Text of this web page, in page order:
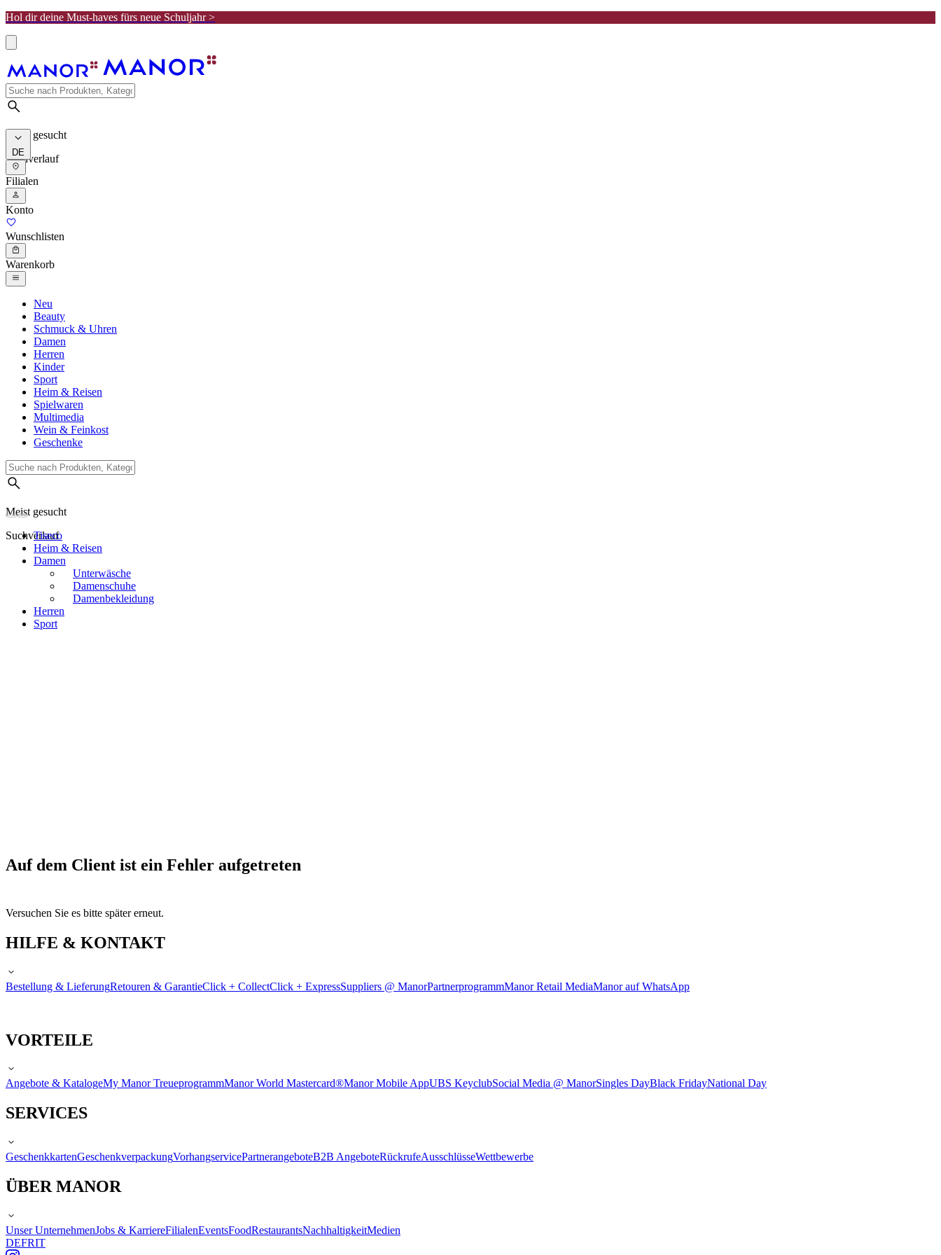
Hol dir deine Must-haves fürs neue Schuljahr >
Meist gesucht
Suchverlauf
DE
Filialen
Konto
Wunschlisten
Warenkorb
Neu
Beauty
Schmuck & Uhren
Damen
Herren
Kinder
Sport
Heim & Reisen
Spielwaren
Multimedia
Wein & Feinkost
Geschenke
Meist gesucht
Suchverlauf
Tiseco
Heim & Reisen
Damen
Unterwäsche
Damenschuhe
Damenbekleidung
Herren
Sport
Auf dem Client ist ein Fehler aufgetreten
Versuchen Sie es bitte später erneut.
HILFE & KONTAKT
Bestellung & LieferungRetouren & GarantieClick + CollectClick + ExpressSuppliers @ ManorPartnerprogrammManor Retail MediaManor auf WhatsApp
VORTEILE
Angebote & KatalogeMy Manor TreueprogrammManor World Mastercard®Manor Mobile AppUBS KeyclubSocial Media @ ManorSingles DayBlack FridayNational Day
SERVICES
GeschenkkartenGeschenkverpackungVorhangservicePartnerangeboteB2B AngeboteRückrufeAusschlüsseWettbewerbe
ÜBER MANOR
Unser UnternehmenJobs & KarriereFilialenEventsFoodRestaurantsNachhaltigkeitMedien
DEFRIT